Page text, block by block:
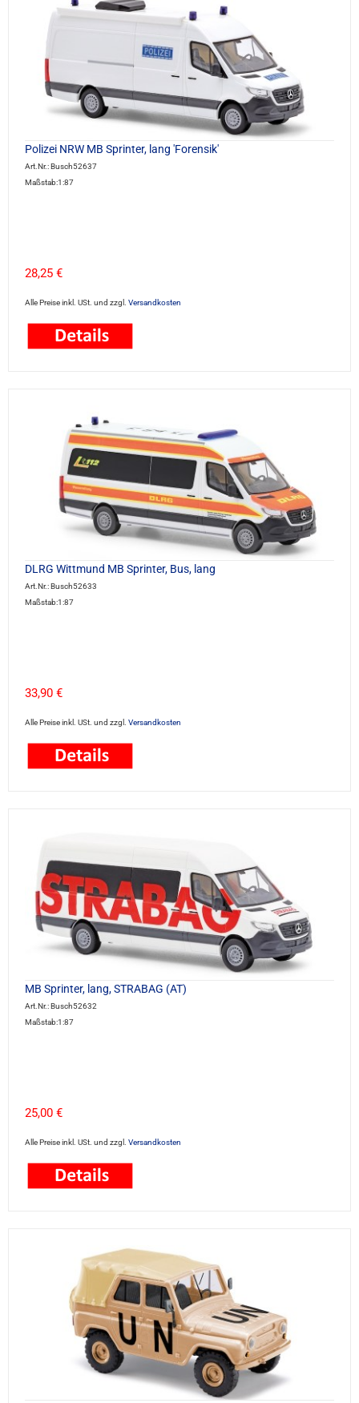
Polizei NRW MB Sprinter, lang 'Forensik'
Art.Nr.: Busch52637
Maßstab:1:87
28,25 €
Alle Preise inkl. USt. und zzgl. Versandkosten
DLRG Wittmund MB Sprinter, Bus, lang
Art.Nr.: Busch52633
Maßstab:1:87
33,90 €
Alle Preise inkl. USt. und zzgl. Versandkosten
MB Sprinter, lang, STRABAG (AT)
Art.Nr.: Busch52632
Maßstab:1:87
25,00 €
Alle Preise inkl. USt. und zzgl. Versandkosten